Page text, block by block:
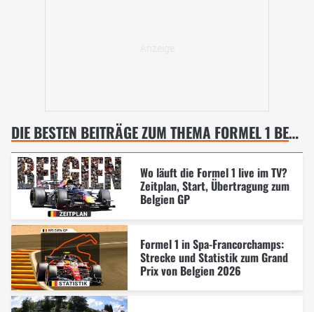
DIE BESTEN BEITRÄGE ZUM THEMA FORMEL 1 BELGIEN GP, SPA-FRANCORCHAMPS
Wo läuft die Formel 1 live im TV?
Zeitplan, Start, Übertragung zum
Belgien GP
Formel 1 in Spa-Francorchamps:
Strecke und Statistik zum Grand
Prix von Belgien 2026